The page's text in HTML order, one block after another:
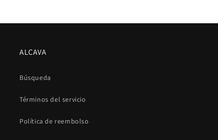
ALCAVA
Búsqueda
Términos del servicio
Política de reembolso